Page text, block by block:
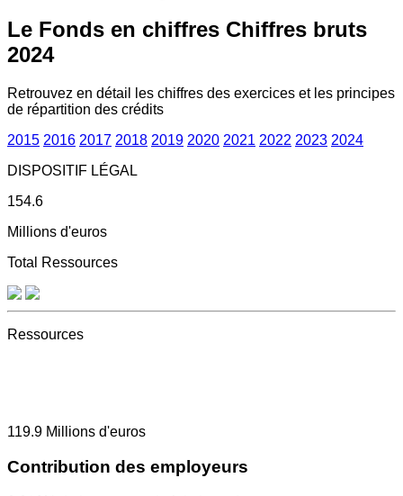
Le Fonds en chiffres Chiffres bruts
2024
Retrouvez en détail les chiffres des exercices et les principes
de répartition des crédits
2015 2016 2017 2018 2019 2020 2021 2022 2023 2024
DISPOSITIF LÉGAL
154.6
Millions d'euros
Total Ressources
Ressources
119.9 Millions d'euros
Contribution des employeurs